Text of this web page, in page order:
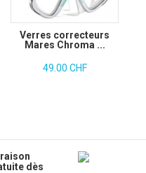
Verres correcteurs
Mares Chroma ...
49.00 CHF
dès